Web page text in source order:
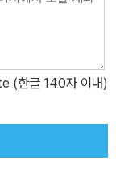
의 등불로써 일깨워
전담해야 하는 역할
춘 것을 여성 능력
누군가를 위축되게
비루하게 만드는
(한글 140자 이내)